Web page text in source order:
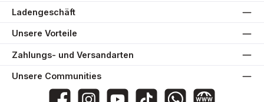
Ladengeschäft
Unsere Vorteile
Zahlungs- und Versandarten
Unsere Communities